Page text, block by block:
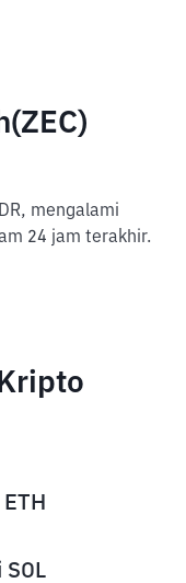
mengalami
24 jam terakhir.
ETH
SOL